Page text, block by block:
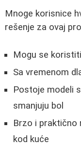
Mnoge korisnice
rešenje za ovaj
Mogu se
Sa vremenom
Postoje modeli
smanjuju bol
Brzo i praktično
kod kuće